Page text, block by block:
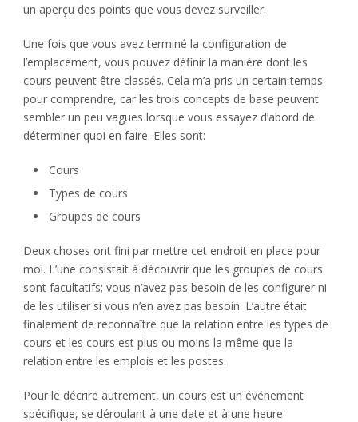
un aperçu des points que vous devez surveiller.
Une fois que vous avez terminé la configuration de
l’emplacement, vous pouvez définir la manière dont les
cours peuvent être classés. Cela m’a pris un certain temps
pour comprendre, car les trois concepts de base peuvent
sembler un peu vagues lorsque vous essayez d’abord de
déterminer quoi en faire. Elles sont:
Cours
Types de cours
Groupes de cours
Deux choses ont fini par mettre cet endroit en place pour
moi. L’une consistait à découvrir que les groupes de cours
sont facultatifs; vous n’avez pas besoin de les configurer ni
de les utiliser si vous n’en avez pas besoin. L’autre était
finalement de reconnaître que la relation entre les types de
cours et les cours est plus ou moins la même que la
relation entre les emplois et les postes.
Pour le décrire autrement, un cours est un événement
spécifique, se déroulant à une date et à une heure